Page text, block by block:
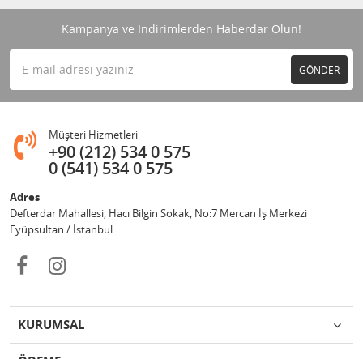
Kampanya ve İndirimlerden Haberdar Olun!
GÖNDER
Müşteri Hizmetleri
+90 (212) 534 0 575
0 (541) 534 0 575
Adres
Defterdar Mahallesi, Hacı Bilgin Sokak, No:7 Mercan İş Merkezi
Eyüpsultan / İstanbul
KURUMSAL